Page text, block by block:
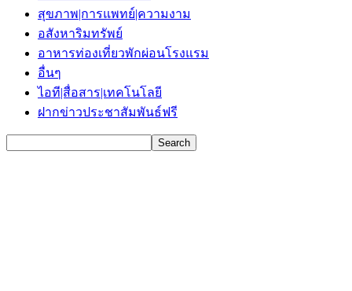
สุขภาพ|การแพทย์|ความงาม
อสังหาริมทรัพย์
อาหารท่องเที่ยวพักผ่อนโรงแรม
อื่นๆ
ไอที|สื่อสาร|เทคโนโลยี
ฝากข่าวประชาสัมพันธ์ฟรี